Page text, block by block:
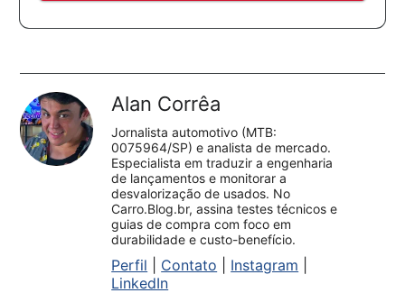
Alan Corrêa
Jornalista automotivo (MTB:
0075964/SP) e analista de mercado.
Especialista em traduzir a engenharia
de lançamentos e monitorar a
desvalorização de usados. No
Carro.Blog.br, assina testes técnicos e
guias de compra com foco em
durabilidade e custo-benefício.
Perfil Contato Instagram
LinkedIn